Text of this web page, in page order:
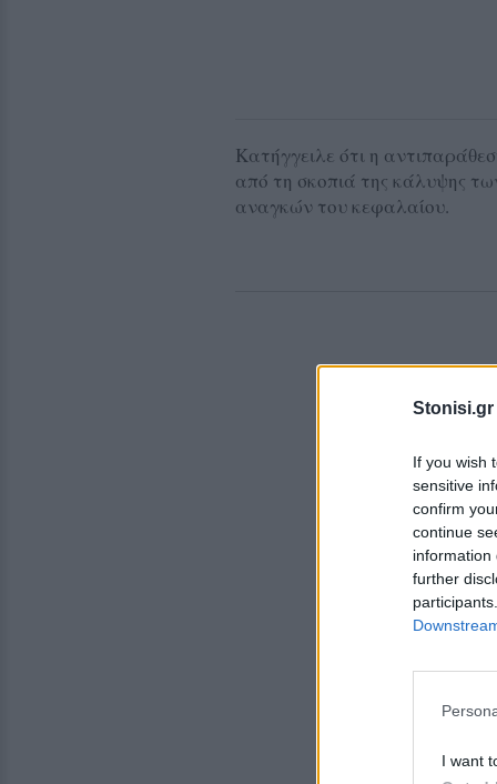
Stonisi.gr
If you wish
sensitive
confirm
continue
information
further
I want
Κατήγγειλε ότι η
από τη σκοπιά της κάλυψης
αναγκών του κεφαλαίου.